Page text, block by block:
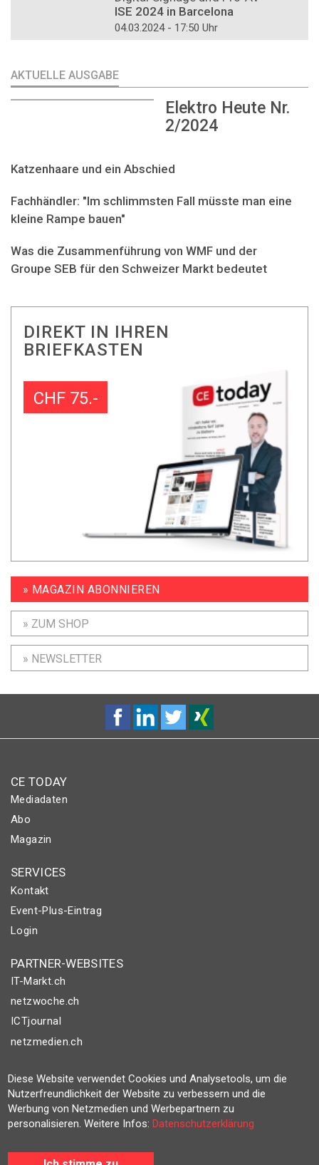
ISE 2024 in Barcelona
04.03.2024 - 17:50 Uhr
AKTUELLE AUSGABE
Elektro Heute Nr.
2/2024
Katzenhaare und ein Abschied
Fachhändler: "Im schlimmsten Fall müsste man eine
kleine Rampe bauen"
Was die Zusammenführung von WMF und der
Groupe SEB für den Schweizer Markt bedeutet
DIREKT IN IHREN
BRIEFKASTEN
CHF 75.-
» MAGAZIN ABONNIEREN
» ZUM SHOP
» NEWSLETTER
CE TODAY
Mediadaten
Abo
Magazin
SERVICES
Kontakt
Event-Plus-Eintrag
Login
PARTNER-WEBSITES
IT-Markt.ch
netzwoche.ch
ICTjournal
netzmedien.ch
© NETZMEDIEN AG 2026
Impressum
AGB
Datenschutzerklärung
Diese Website verwendet Cookies und Analysetools, um die
Nutzerfreundlichkeit der Website zu verbessern und die
Werbung von Netzmedien und Werbepartnern zu
personalisieren. Weitere Infos:Datenschutzerklärung